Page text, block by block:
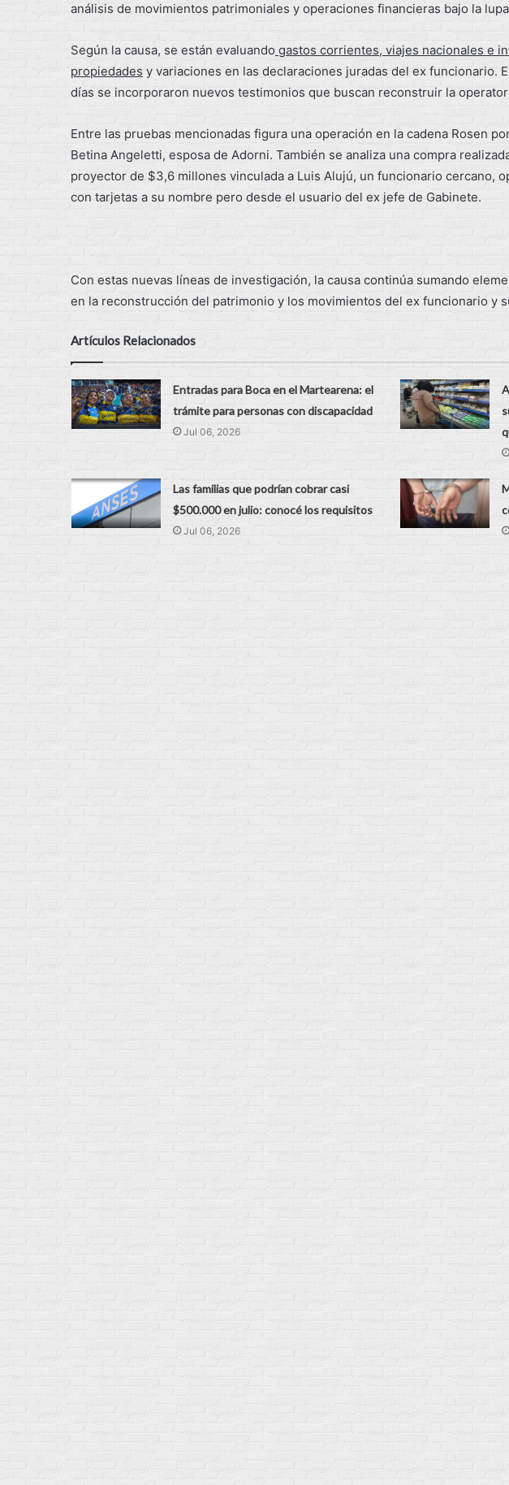
análisis de movimientos patrimoniales y operaciones financieras bajo la
Según la causa, se están evaluando gastos corrientes, viajes nacionales e
propiedades y variaciones en las declaraciones juradas del ex funcionario.
días se incorporaron nuevos testimonios que buscan reconstruir la
Entre las pruebas mencionadas figura una operación en la cadena Rosen
Betina Angeletti, esposa de Adorni. También se analiza una compra
proyector de $3,6 millones vinculada a Luis Alujú, un funcionario cercano,
con tarjetas a su nombre pero desde el usuario del ex jefe de Gabinete.
Con estas nuevas líneas de investigación, la causa continúa sumando
en la reconstrucción del patrimonio y los movimientos del ex funcionario y
Artículos Relacionados
Entradas para Boca en el Martearena: el
trámite para personas con discapacidad
Jul 06, 2026
Las familias que podrían cobrar casi
$500.000 en julio: conocé los requisitos
Jul 06, 2026